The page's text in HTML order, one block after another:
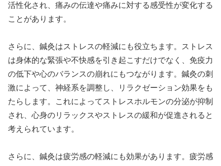
活性化され、痛みの伝達や痛みに対する感受性が変化する
ことがあります。
さらに、鍼灸はストレスの軽減にも役立ちます。ストレス
は身体的な緊張や不快感を引き起こすだけでなく、免疫力
の低下や心のバランスの崩れにもつながります。鍼灸の刺
激によって、神経系を調整し、リラクゼーション効果をも
たらします。これによってストレスホルモンの分泌が抑制
され、心身のリラックスやストレスの緩和が促進されると
考えられています。
さらに、鍼灸は疲労感の軽減にも効果があります。疲労感